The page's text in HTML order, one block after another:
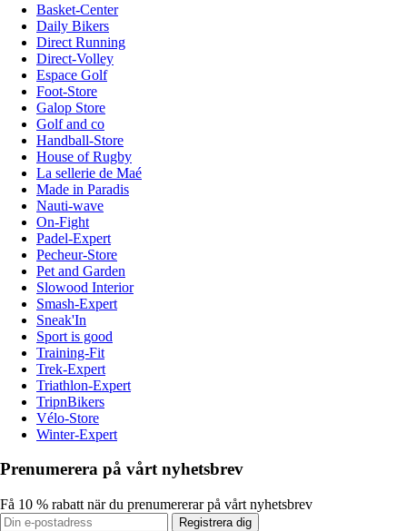
Basket-Center
Daily Bikers
Direct Running
Direct-Volley
Espace Golf
Foot-Store
Galop Store
Golf and co
Handball-Store
House of Rugby
La sellerie de Maé
Made in Paradis
Nauti-wave
On-Fight
Padel-Expert
Pecheur-Store
Pet and Garden
Slowood Interior
Smash-Expert
Sneak'In
Sport is good
Training-Fit
Trek-Expert
Triathlon-Expert
TripnBikers
Vélo-Store
Winter-Expert
Prenumerera på vårt nyhetsbrev
Få 10 % rabatt när du prenumererar på vårt nyhetsbrev
Registrera dig